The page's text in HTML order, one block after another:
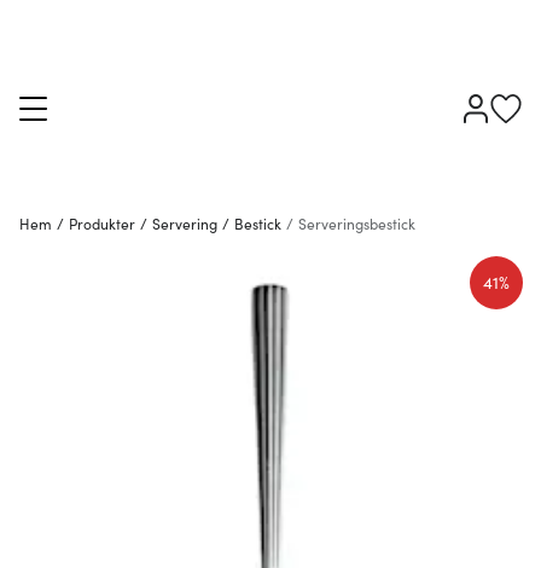
Hem / Produkter / Servering / Bestick / Serveringsbestick
41%